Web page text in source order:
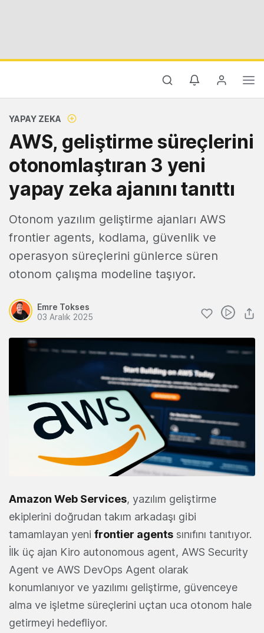
YAPAY ZEKA
AWS, geliştirme süreçlerini
otonomlaştıran 3 yeni
yapay zeka ajanını tanıttı
Otonom yazılım geliştirme ajanları AWS
frontier agents, kodlama, güvenlik ve
operasyon süreçlerini günlerce süren
otonom çalışma modeline taşıyor.
Emre Tokses
03 Aralık 2025
Amazon Web Services, yazılım geliştirme
ekiplerini doğrudan takım arkadaşı gibi
tamamlayan yeni frontier agents sınıfını tanıtıyor.
İlk üç ajan Kiro autonomous agent, AWS Security
Agent ve AWS DevOps Agent olarak
konumlanıyor ve yazılımı geliştirme, güvenceye
alma ve işletme süreçlerini uçtan uca otonom hale
getirmeyi hedefliyor.